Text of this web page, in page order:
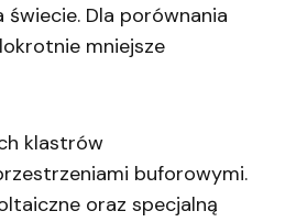
Dla porównania
mniejsze
klastrów
buforowymi.
oraz specjalną